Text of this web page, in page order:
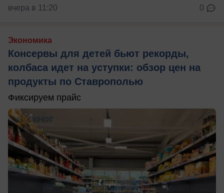
вчера в 11:20 0
Экономика
Консервы для детей бьют рекорды,
колбаса идет на уступки: обзор цен на
продукты по Ставрополью
Фиксируем прайс